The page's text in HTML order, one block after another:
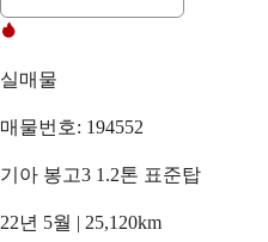
실매물
매물번호: 194552
기아 봉고3 1.2톤 표준탑
22년 5월 | 25,120km